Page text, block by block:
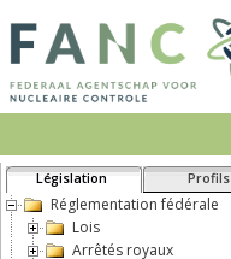
Législation Profils
Réglementation fédérale
Lois
Arrêtés royaux